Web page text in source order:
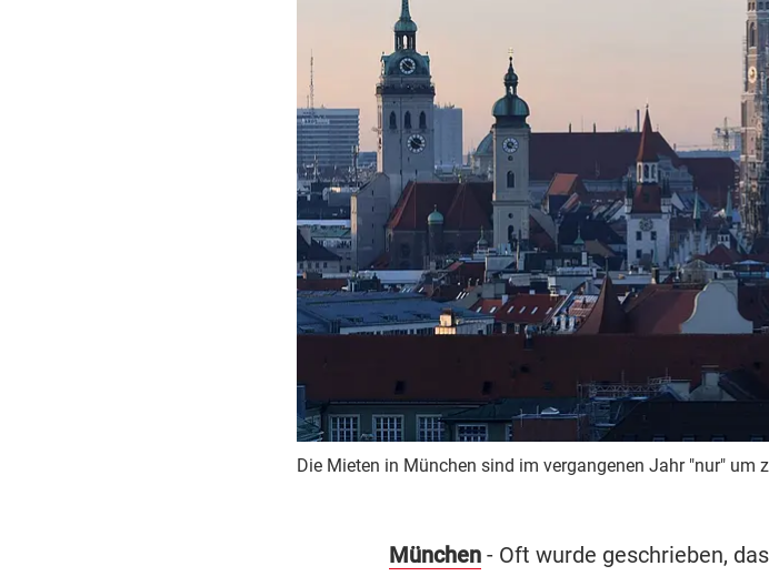
Die Mieten in München sind im vergangenen Jahr "nur" um
München- Oft wurde geschrieben,